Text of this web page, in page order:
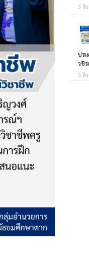
3 สิ
ปร
วชิร
3 สิ